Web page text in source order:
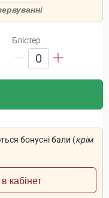
Блістер
0
бонусні бали (крім
в кабінет